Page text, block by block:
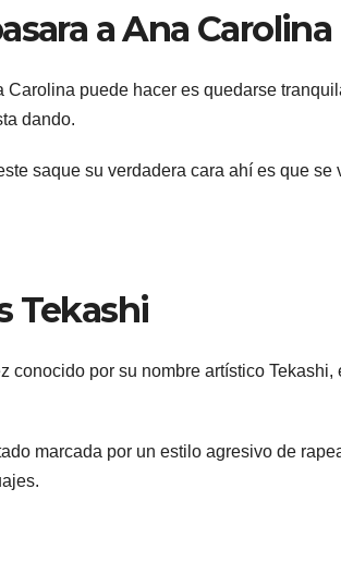
a Ana Carolina
Carolina puede hacer es quedarse
dando.
saque su verdadera cara ahí es que
Tekashi
conocido por su nombre artístico
marcada por un estilo agresivo de